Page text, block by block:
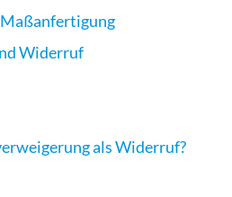
Widerruf
als Widerruf?